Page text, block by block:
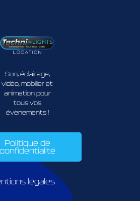
Son, éclairage,
vidéo, mobilier et
animation pour
tous vos
évènements !
Politique de
confidentialité
légales